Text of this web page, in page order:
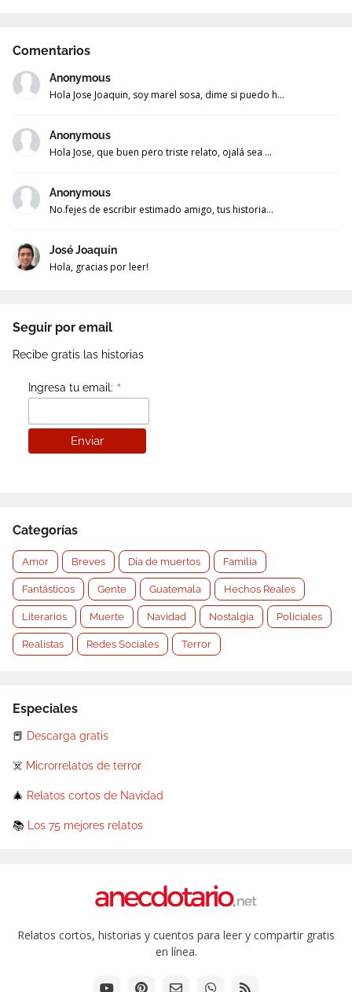
Comentarios
Anonymous
Hola Jose Joaquin, soy marel sosa, dime si puedo h...
Anonymous
Hola Jose, que buen pero triste relato, ojalá sea ...
Anonymous
No.fejes de escribir estimado amigo, tus historia...
José Joaquín
Hola, gracias por leer!
Seguir por email
Recibe gratis las historias
Ingresa tu email: *
Categorías
Amor Breves Día de muertos Familia
Fantásticos Gente Guatemala Hechos Reales
Literarios Muerte Navidad Nostalgia Policiales
Realistas Redes Sociales Terror
Especiales
📕 Descarga gratis
☠️ Microrrelatos de terror
🎄 Relatos cortos de Navidad
📚 Los 75 mejores relatos
Relatos cortos, historias y cuentos para leer y compartir gratis
en línea.